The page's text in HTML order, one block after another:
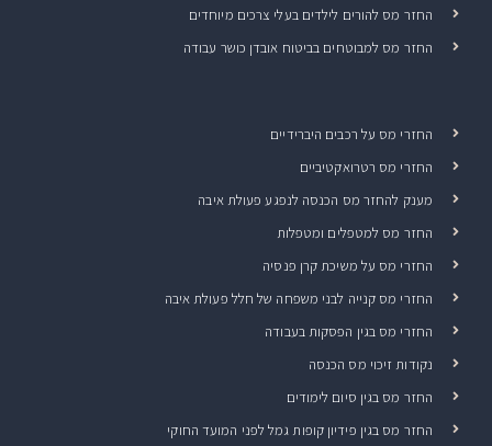
החזר מס להורים לילדים בעלי צרכים מיוחדים
החזר מס למבוטחים בביטוח אובדן כושר עבודה
החזרי מס על רכבים היברידיים
החזרי מס רטרואקטיביים
מענק להחזר מס הכנסה לנפגע פעולת איבה
החזר מס למטפלים ומטפלות
החזרי מס על משיכת קרן פנסיה
החזרי מס קנייה לבני משפחה של חלל פעולת איבה
החזרי מס בגין הפסקות בעבודה
נקודות זיכוי מס הכנסה
החזר מס בגין סיום לימודים
החזר מס בגין פידיון קופות גמל לפני המועד החוקי